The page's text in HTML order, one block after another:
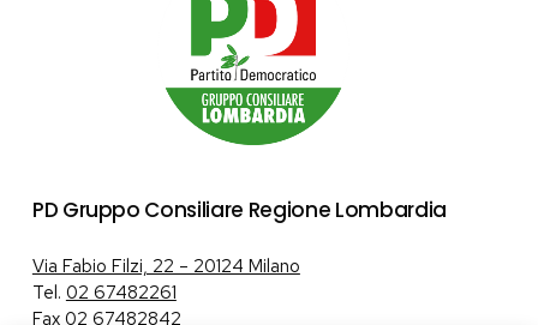
PD Gruppo Consiliare Regione Lombardia
Via Fabio Filzi, 22 – 20124 Milano
Tel. 02 67482261
Fax 02 67482842